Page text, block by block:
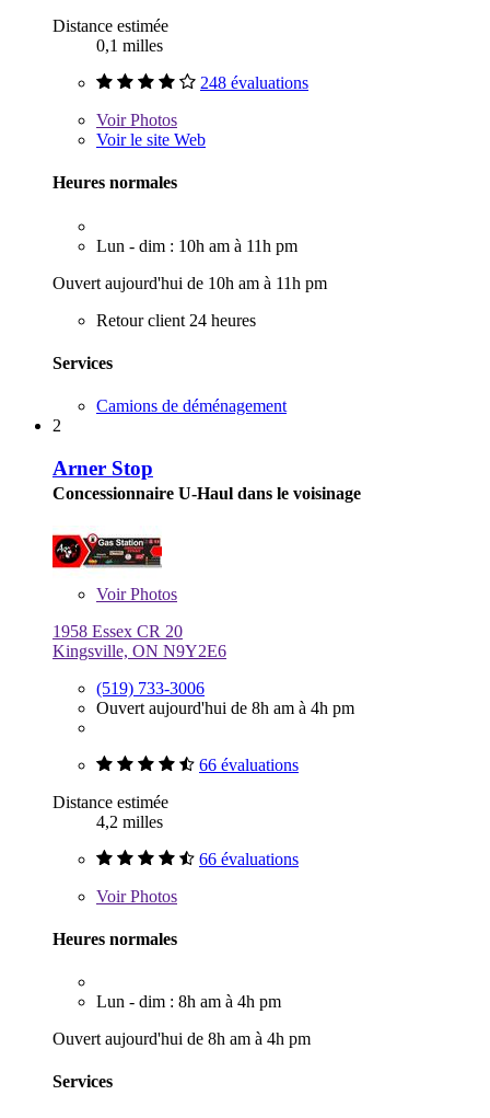
Distance estimée
0,1 milles
248 évaluations
VoirPhotos
Voir le site Web
Heures normales
Lun - dim : 10h am à 11h pm
Ouvert aujourd'hui de 10h am à 11h pm
Retour client 24 heures
Services
Camions de déménagement
2
Arner Stop
Concessionnaire U-Haul dans le voisinage
VoirPhotos
1958 Essex CR 20
Kingsville, ON N9Y2E6
(519) 733-3006
Ouvert aujourd'hui de 8h am à 4h pm
66 évaluations
Distance estimée
4,2 milles
66 évaluations
VoirPhotos
Heures normales
Lun - dim : 8h am à 4h pm
Ouvert aujourd'hui de 8h am à 4h pm
Services